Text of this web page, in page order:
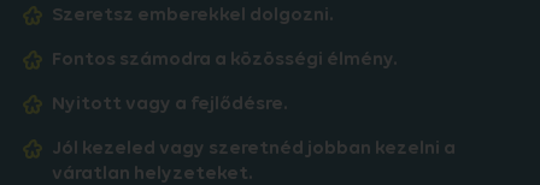
Szeretsz emberekkel dolgozni.
Fontos számodra a közösségi élmény.
Nyitott vagy a fejlődésre.
Jól kezeled vagy szeretnéd jobban kezelni a
váratlan helyzeteket.